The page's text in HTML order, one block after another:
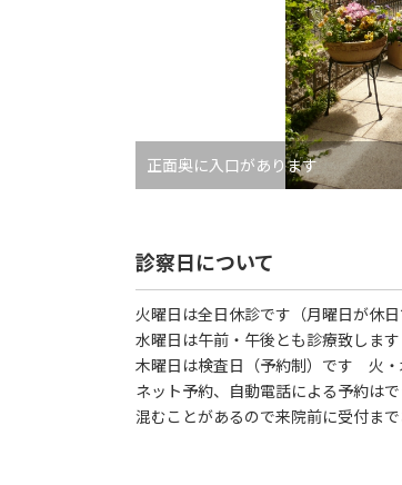
正面奥に入口があります
診察日について
火曜日は全日休診です（月曜日が休日
水曜日は午前・午後とも診療致します
木曜日は検査日（予約制）です 火
ネット予約、自動電話による予約は
混むことがあるので来院前に受付ま